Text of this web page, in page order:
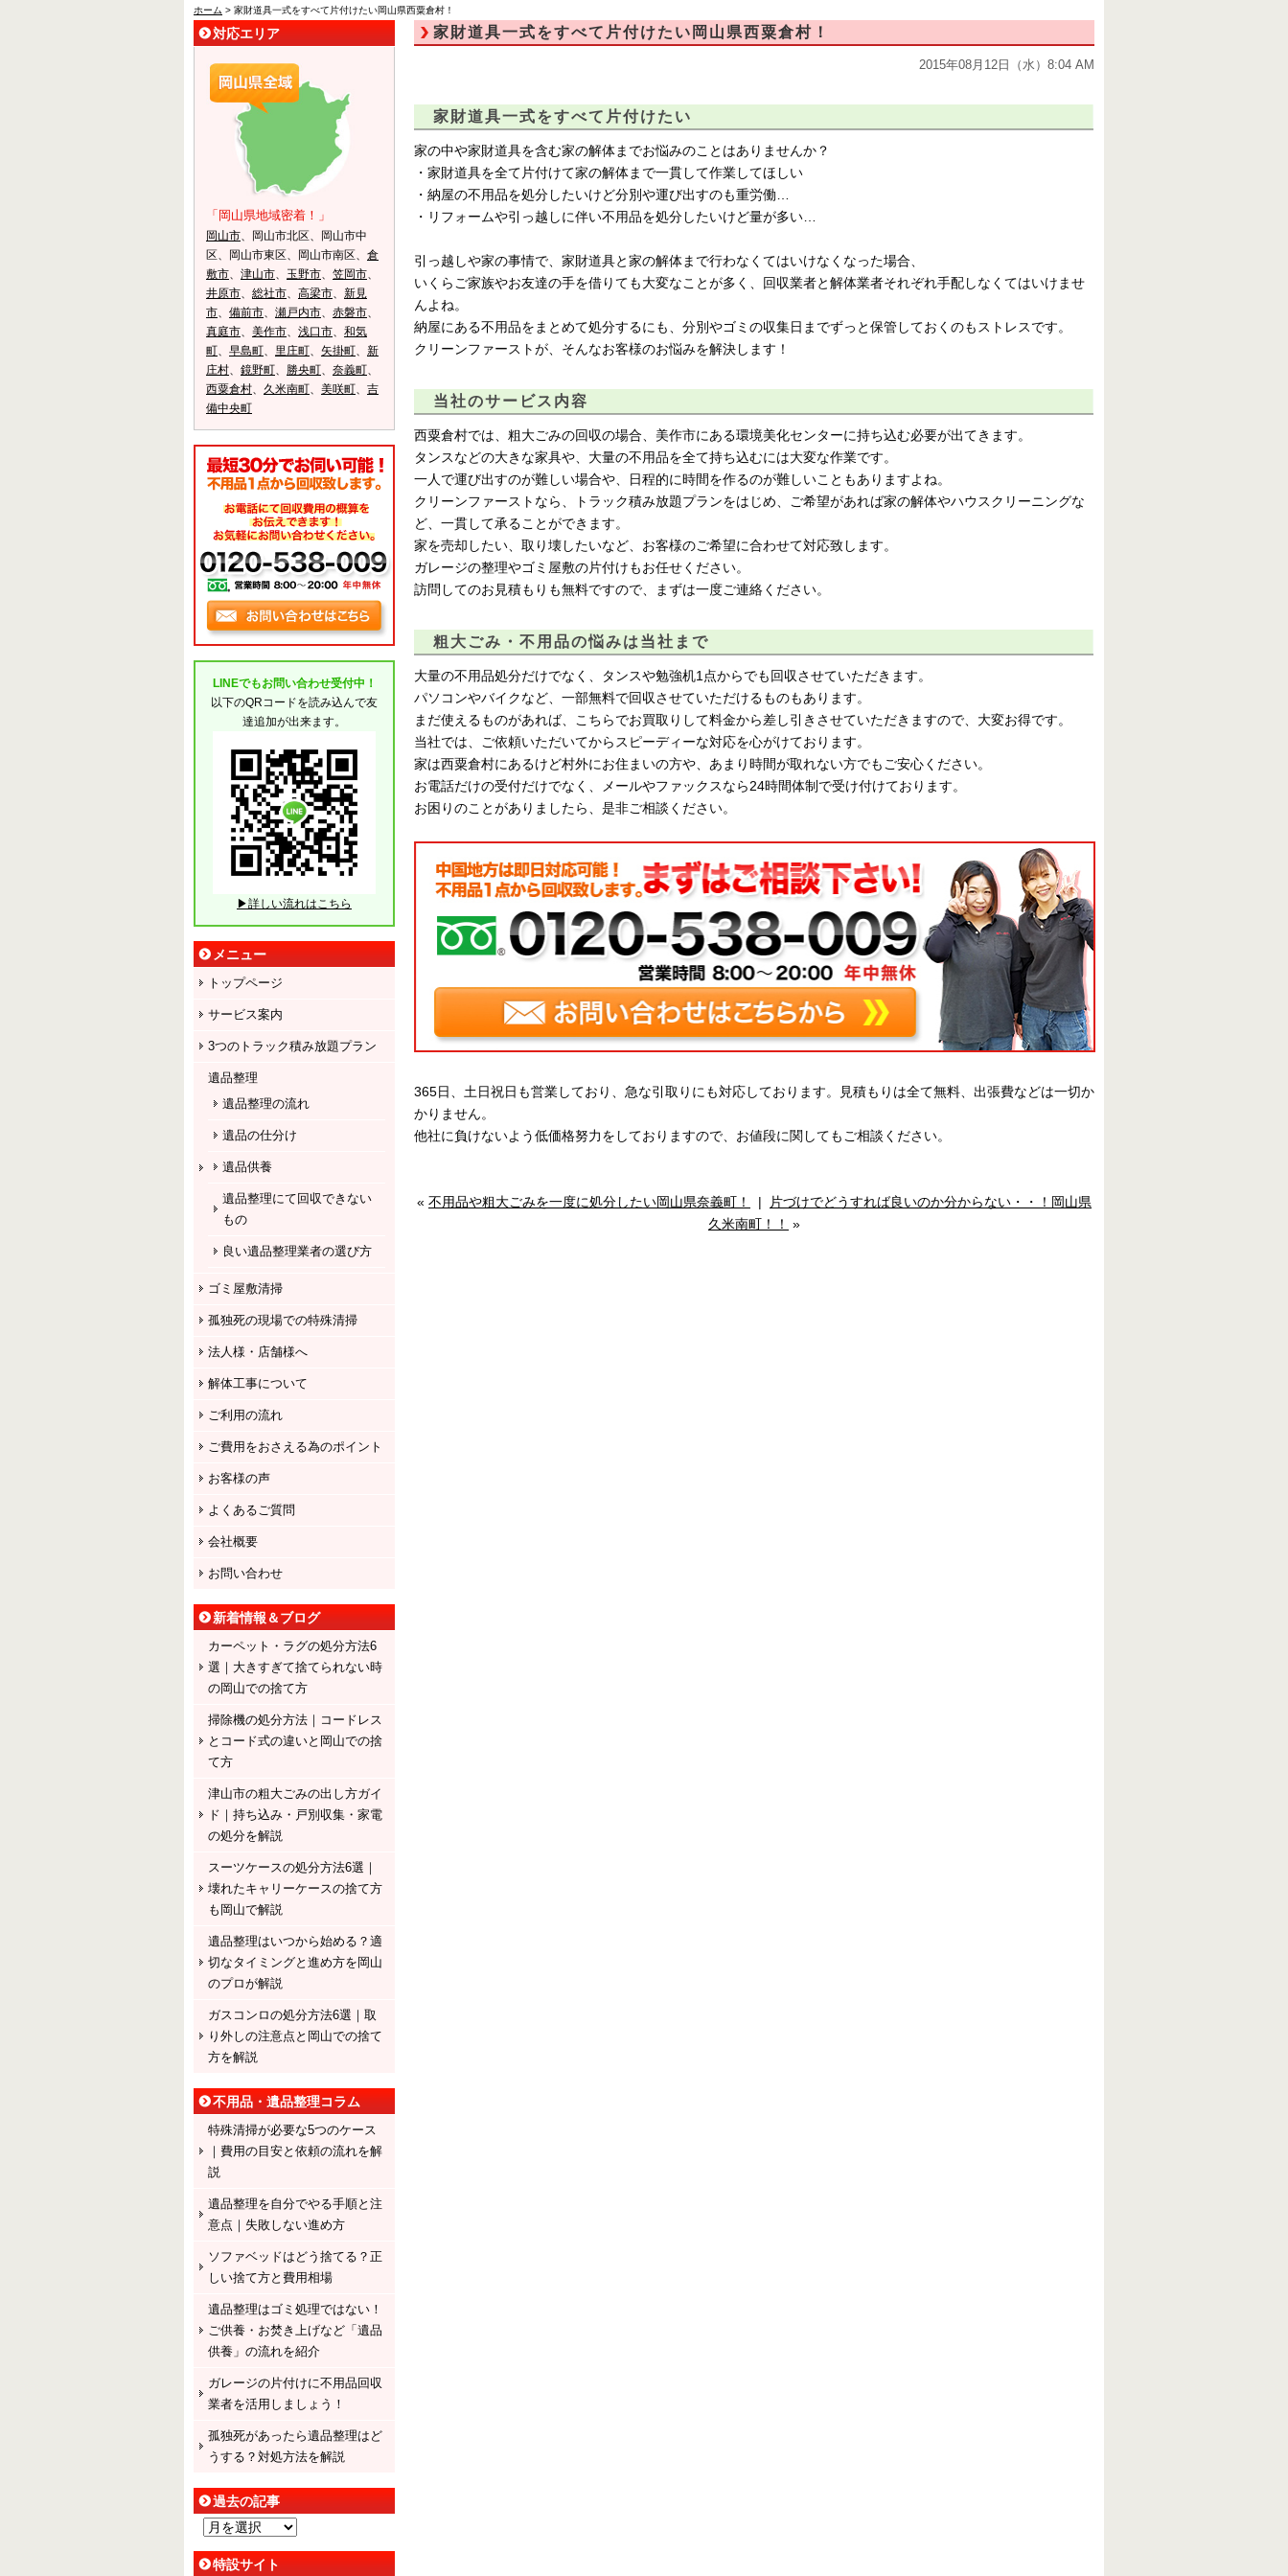
ホーム > 家財道具一式をすべて片付けたい岡山県西粟倉村！
家財道具一式をすべて片付けたい岡山県西粟倉村！
2015年08月12日（水）8:04 AM
家財道具一式をすべて片付けたい
家の中や家財道具を含む家の解体までお悩みのことはありませんか？
・家財道具を全て片付けて家の解体まで一貫して作業してほしい
・納屋の不用品を処分したいけど分別や運び出すのも重労働…
・リフォームや引っ越しに伴い不用品を処分したいけど量が多い…
引っ越しや家の事情で、家財道具と家の解体まで行わなくてはいけなくなった場合、
いくらご家族やお友達の手を借りても大変なことが多く、回収業者と解体業者それぞれ手配しなくてはいけませ
んよね。
納屋にある不用品をまとめて処分するにも、分別やゴミの収集日までずっと保管しておくのもストレスです。
クリーンファーストが、そんなお客様のお悩みを解決します！
当社のサービス内容
西粟倉村では、粗大ごみの回収の場合、美作市にある環境美化センターに持ち込む必要が出てきます。
タンスなどの大きな家具や、大量の不用品を全て持ち込むには大変な作業です。
一人で運び出すのが難しい場合や、日程的に時間を作るのが難しいこともありますよね。
クリーンファーストなら、トラック積み放題プランをはじめ、ご希望があれば家の解体やハウスクリーニングな
ど、一貫して承ることができます。
家を売却したい、取り壊したいなど、お客様のご希望に合わせて対応致します。
ガレージの整理やゴミ屋敷の片付けもお任せください。
訪問してのお見積もりも無料ですので、まずは一度ご連絡ください。
粗大ごみ・不用品の悩みは当社まで
大量の不用品処分だけでなく、タンスや勉強机1点からでも回収させていただきます。
パソコンやバイクなど、一部無料で回収させていただけるものもあります。
まだ使えるものがあれば、こちらでお買取りして料金から差し引きさせていただきますので、大変お得です。
当社では、ご依頼いただいてからスピーディーな対応を心がけております。
家は西粟倉村にあるけど村外にお住まいの方や、あまり時間が取れない方でもご安心ください。
お電話だけの受付だけでなく、メールやファックスなら24時間体制で受け付けております。
お困りのことがありましたら、是非ご相談ください。
365日、土日祝日も営業しており、急な引取りにも対応しております。見積もりは全て無料、出張費などは一切か
かりません。
他社に負けないよう低価格努力をしておりますので、お値段に関してもご相談ください。
« 不用品や粗大ごみを一度に処分したい岡山県奈義町！ |
片づけでどうすれば良いのか分からない・・！岡山県
久米南町！！
»
対応エリア
「岡山県地域密着！」
岡山市、岡山市北区、岡山市中
区、岡山市東区、岡山市南区、 倉
敷市、 津山市、 玉野市、 笠岡市、
井原市、 総社市、 高梁市、 新見
市、 備前市、 瀬戸内市、 赤磐市、
真庭市、 美作市、 浅口市、 和気
町、 早島町、 里庄町、 矢掛町、 新
庄村、 鏡野町、 勝央町、 奈義町、
西粟倉村、 久米南町、 美咲町、 吉
備中央町
LINEでもお問い合わせ受付中！
以下のQRコードを読み込んで友
達追加が出来ます。
▶詳しい流れはこちら
メニュー
トップページ
サービス案内
3つのトラック積み放題プラン
遺品整理
遺品整理の流れ
遺品の仕分け
遺品供養
遺品整理にて回収できない
もの
良い遺品整理業者の選び方
ゴミ屋敷清掃
孤独死の現場での特殊清掃
法人様・店舗様へ
解体工事について
ご利用の流れ
ご費用をおさえる為のポイント
お客様の声
よくあるご質問
会社概要
お問い合わせ
新着情報＆ブログ
カーペット・ラグの処分方法6
選｜大きすぎて捨てられない時
の岡山での捨て方
掃除機の処分方法｜コードレス
とコード式の違いと岡山での捨
て方
津山市の粗大ごみの出し方ガイ
ド｜持ち込み・戸別収集・家電
の処分を解説
スーツケースの処分方法6選｜
壊れたキャリーケースの捨て方
も岡山で解説
遺品整理はいつから始める？適
切なタイミングと進め方を岡山
のプロが解説
ガスコンロの処分方法6選｜取
り外しの注意点と岡山での捨て
方を解説
不用品・遺品整理コラム
特殊清掃が必要な5つのケース
｜費用の目安と依頼の流れを解
説
遺品整理を自分でやる手順と注
意点｜失敗しない進め方
ソファベッドはどう捨てる？正
しい捨て方と費用相場
遺品整理はゴミ処理ではない！
ご供養・お焚き上げなど「遺品
供養」の流れを紹介
ガレージの片付けに不用品回収
業者を活用しましょう！
孤独死があったら遺品整理はど
うする？対処方法を解説
過去の記事
の 特設サイト